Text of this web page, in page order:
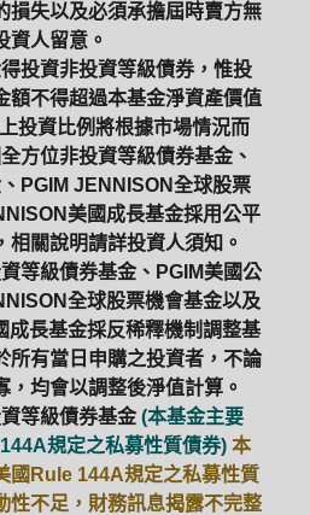
時平衡
國品牌 0%手續費
略成長 拉丁美洲
大中華
損失以及必須承擔屆時賣方無
資人留意。
投資非投資等級債券，惟投
額不得超過本基金淨資產價值
投資比例將根據市場情況而
方位非投資等級債券基金、
PGIM JENNISON全球股票
美國成長基金採用公平
相關說明請詳投資人須知。
等級債券基金、PGIM美國公
全球股票機會基金以及
成長基金採反稀釋機制調整基
所有當日申購之投資者，不論
，均會以調整後淨值計算。
等級債券基金 (本基金主要
規定之私募性質債券) 本
國Rule 144A規定之私募性質
性不足，財務訊息揭露不完整